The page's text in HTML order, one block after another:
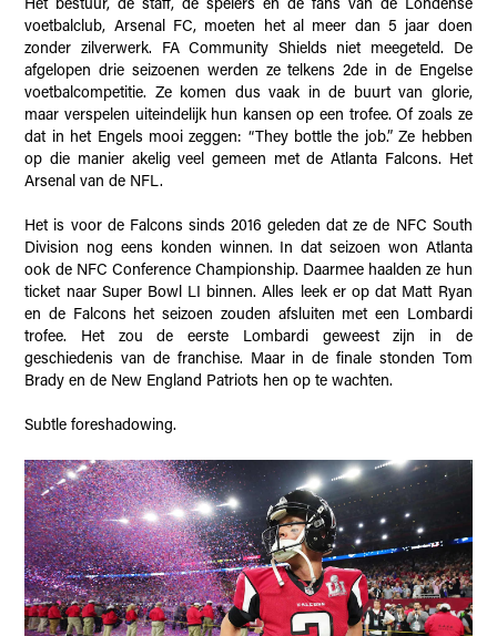
Het bestuur, de staff, de spelers en de fans van de Londense
voetbalclub, Arsenal FC, moeten het al meer dan 5 jaar doen
zonder zilverwerk. FA Community Shields niet meegeteld. De
afgelopen drie seizoenen werden ze telkens 2de in de Engelse
voetbalcompetitie. Ze komen dus vaak in de buurt van glorie,
maar verspelen uiteindelijk hun kansen op een trofee. Of zoals ze
dat in het Engels mooi zeggen: “They bottle the job.” Ze hebben
op die manier akelig veel gemeen met de Atlanta Falcons. Het
Arsenal van de NFL.
Het is voor de Falcons sinds 2016 geleden dat ze de NFC South
Division nog eens konden winnen. In dat seizoen won Atlanta
ook de NFC Conference Championship. Daarmee haalden ze hun
ticket naar Super Bowl LI binnen. Alles leek er op dat Matt Ryan
en de Falcons het seizoen zouden afsluiten met een Lombardi
trofee. Het zou de eerste Lombardi geweest zijn in de
geschiedenis van de franchise. Maar in de finale stonden Tom
Brady en de New England Patriots hen op te wachten.
Subtle foreshadowing.